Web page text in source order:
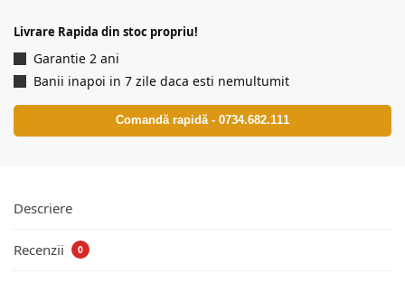
Livrare Rapida din stoc propriu!
Garantie 2 ani
Banii inapoi in 7 zile daca esti nemultumit
Comandă rapidă - 0734.682.111
Descriere
Recenzii 0